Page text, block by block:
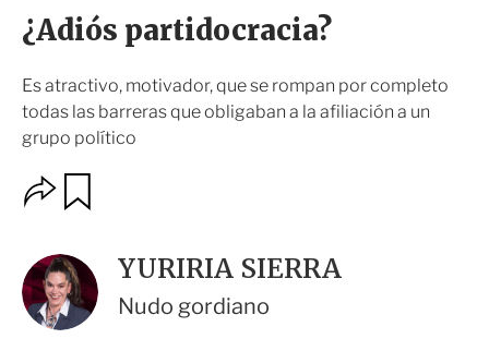
r
¿Adiós partidocracia?
Es atractivo, motivador, que se rompan por completo
todas las barreras que obligaban a la afiliación a un
grupo político
O
p
o
n
e
s
a
r
YURIRIA SIERRA
Nudo gordiano